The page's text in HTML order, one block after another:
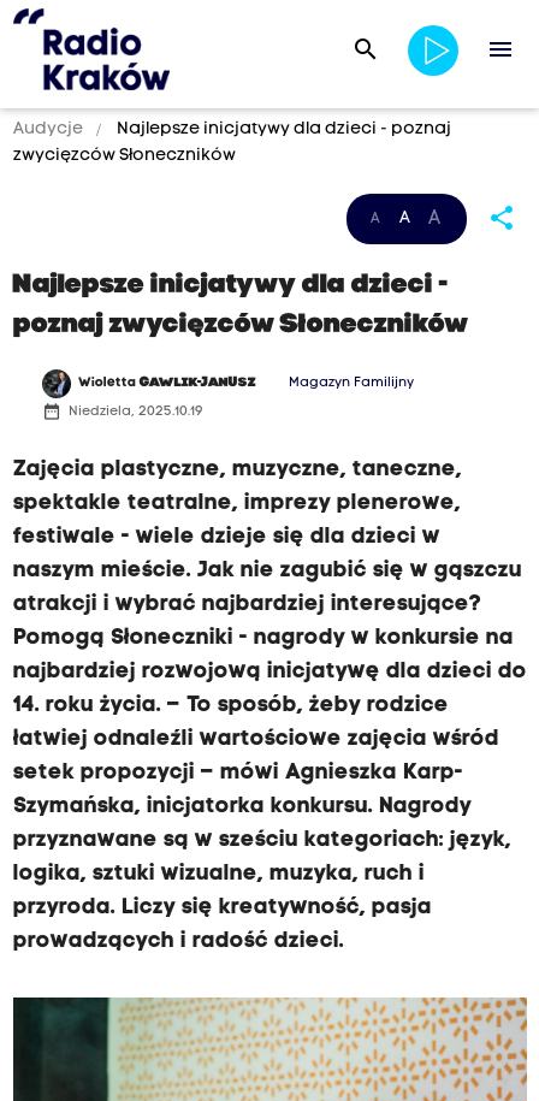
search menu
Audycje
Najlepsze inicjatywy dla dzieci - poznaj
zwycięzców Słoneczników
A A A share
Najlepsze inicjatywy dla dzieci -
poznaj zwycięzców Słoneczników
WiolettaGAWLIK-JANUSZ Magazyn Familijny
date_range Niedziela, 2025.10.19
Zajęcia plastyczne, muzyczne, taneczne,
spektakle teatralne, imprezy plenerowe,
festiwale - wiele dzieje się dla dzieci w
naszym mieście. Jak nie zagubić się w gąszczu
atrakcji i wybrać najbardziej interesujące?
Pomogą Słoneczniki - nagrody w konkursie na
najbardziej rozwojową inicjatywę dla dzieci do
14. roku życia. – To sposób, żeby rodzice
łatwiej odnaleźli wartościowe zajęcia wśród
setek propozycji – mówi Agnieszka Karp-
Szymańska, inicjatorka konkursu. Nagrody
przyznawane są w sześciu kategoriach: język,
logika, sztuki wizualne, muzyka, ruch i
przyroda. Liczy się kreatywność, pasja
prowadzących i radość dzieci.
o
n
e
i
k
i
–
k
o
n
k
u
r
s
n
a
n
a